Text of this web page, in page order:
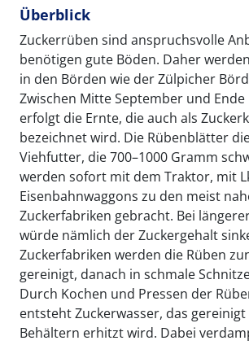
Überblick
Zuckerrüben sind anspruchsvolle
benötigen gute Böden. Daher
in den Börden wie der Zülpicher
Zwischen Mitte September und
erfolgt die Ernte, die auch als
bezeichnet wird. Die Rübenblätter
Viehfutter, die 700–1000 Gramm
werden sofort mit dem Traktor, mit
Eisenbahnwaggons zu den meist
Zuckerfabriken gebracht. Bei
würde nämlich der Zuckergehalt
Zuckerfabriken werden die Rüben
gereinigt, danach in schmale
Durch Kochen und Pressen der
entsteht Zuckerwasser, das
Behältern erhitzt wird. Dabei